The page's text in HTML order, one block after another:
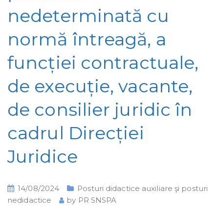
nedeterminată cu
normă întreagă, a
funcției contractuale,
de execuție, vacante,
de consilier juridic în
cadrul Direcției
Juridice
14/08/2024
Posturi didactice auxiliare şi posturi
nedidactice
by PR SNSPA